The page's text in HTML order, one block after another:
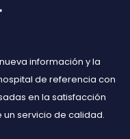
información y la
de referencia con
en la satisfacción
servicio de calidad.